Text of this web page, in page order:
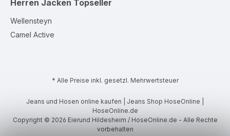
Herren Jacken Topseller
Wellensteyn
Camel Active
* Alle Preise inkl. gesetzl. Mehrwertsteuer
Jeans und Hosen online kaufen | Jeans Shop HoseOnline |
HoseOnline.de
Copyright © 2026 Eierund Hildesheim / HoseOnline.de - Alle Rechte
vorbehalten